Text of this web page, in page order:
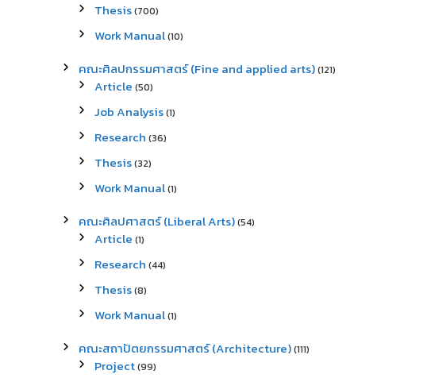
Thesis(700)
Work Manual(10)
คณะศิลปกรรมศาสตร์ (Fine and applied arts)(121)
Article (50)
Job Analysis(1)
Research (36)
Thesis(32)
Work Manual(1)
คณะศิลปศาสตร์ (Liberal Arts)(54)
Article (1)
Research (44)
Thesis(8)
Work Manual(1)
คณะสถาปัตยกรรมศาสตร์ (Architecture)(111)
Project(99)